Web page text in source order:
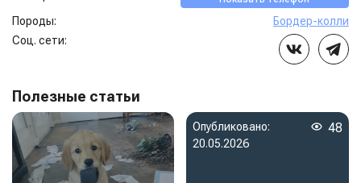
Породы:
Бордер-колли
Соц. сети:
Полезные статьи
Опубликовано:
20.05.2026
48